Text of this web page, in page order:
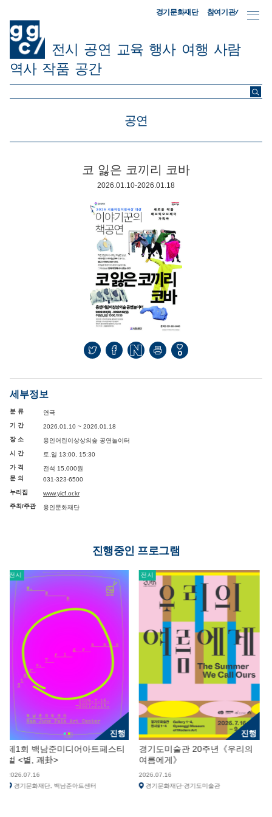
경기문화재단 참여기관/
전시 공연 교육 행사 여행 사람
역사 작품 공간
ggc/
공연
코 잃은 코끼리 코바
2026.01.10-2026.01.18
0
세부정보
분 류
연극
기 간
2026.01.10 ~ 2026.01.18
장 소
용인어린이상상의숲 공연놀이터
시 간
토,일 13:00, 15:30
가 격
전석 15,000원
문 의
031-323-6500
누리집
www.yicf.or.kr
주최/주관
용인문화재단
진행중인 프로그램
진행
미디어아트페스티
>
, 백남준아트센터
전시
진행
경기도미술관 20주년《우리의
경기문화재단·경기도미술관
교육
체험 전시 <